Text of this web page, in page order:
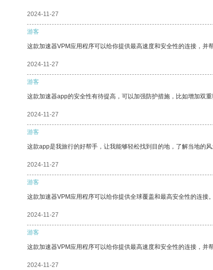
2024-11-27
游客
这款加速器VPM应用程序可以给你提供最高速度和安全性的连接，并
2024-11-27
游客
这款加速器app的安全性有待提高，可以加强防护措施，比如增加双重
2024-11-27
游客
这款app是我旅行的好帮手，让我能够轻松找到目的地，了解当地的风
2024-11-27
游客
这款加速器VPM应用程序可以给你提供全球覆盖和最高安全性的连接。
2024-11-27
游客
这款加速器VPM应用程序可以给你提供最高速度和安全性的连接，并
2024-11-27